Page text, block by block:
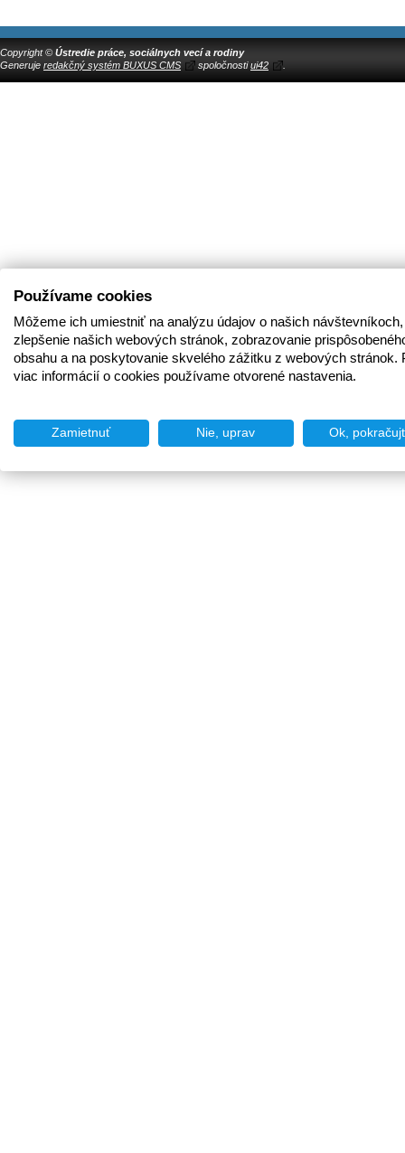
Copyright © Ústredie práce, sociálnych vecí a rodiny
Generuje redakčný systém BUXUS CMS spoločnostiui42
Používame cookies
Môžeme ich umiestniť na analýzu údajov o našich
zlepšenie našich webových stránok, zobrazovanie
obsahu a na poskytovanie skvelého zážitku z webových stránok.
viac informácií o cookies používame otvorené nastavenia.
Zamietnuť Nie, uprav Ok,